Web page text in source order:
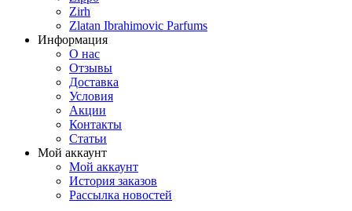
Zirh
Zlatan Ibrahimovic Parfums
Информация
О нас
Отзывы
Доставка
Условия
Aкции
Контакты
Статьи
Мой аккаунт
Мой аккаунт
История заказов
Рассылка новостей